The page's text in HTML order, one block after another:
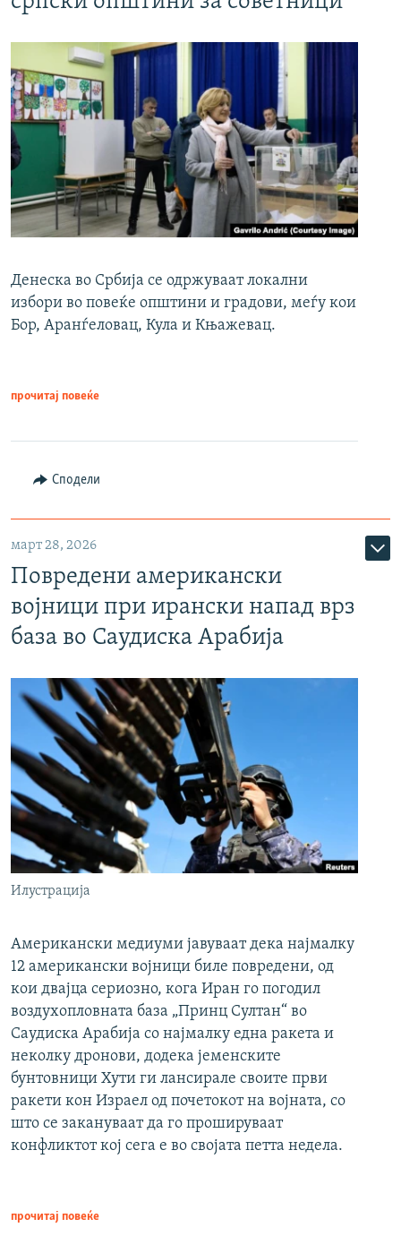
Денеска во Србија се одржуваат локални
избори во повеќе општини и градови, меѓу кои
Бор, Аранѓеловац, Кула и Књажевац.
прочитај повеќе
Сподели
март 28, 2026
Повредени американски
војници при ирански напад врз
база во Саудиска Арабија
Илустрација
Американски медиуми јавуваат дека најмалку
12 американски војници биле повредени, од
кои двајца сериозно, кога Иран го погодил
воздухопловната база „Принц Султан“ во
Саудиска Арабија со најмалку една ракета и
неколку дронови, додека јеменските
бунтовници Хути ги лансирале своите први
ракети кон Израел од почетокот на војната, со
што се закануваат да го прошируваат
конфликтот кој сега е во својата петта недела.
прочитај повеќе